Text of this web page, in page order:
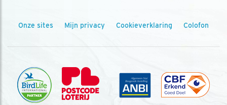
Onze sites Mijn privacy Cookieverklaring Colofon